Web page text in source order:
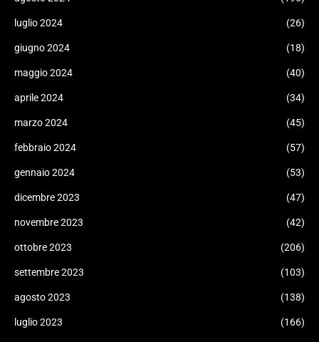
luglio 2024 (26)
giugno 2024 (18)
maggio 2024 (40)
aprile 2024 (34)
marzo 2024 (45)
febbraio 2024 (57)
gennaio 2024 (53)
dicembre 2023 (47)
novembre 2023 (42)
ottobre 2023 (206)
settembre 2023 (103)
agosto 2023 (138)
luglio 2023 (166)